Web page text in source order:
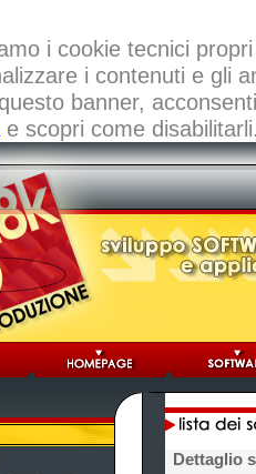
i cookie tecnici
i contenuti e gli
banner,
e scopri come
Dettaglio